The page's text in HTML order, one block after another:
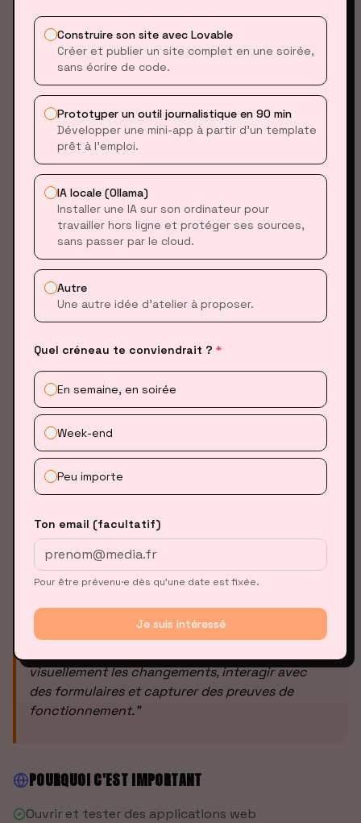
code JS ?
MODE EXAMEN (RECOMMANDÉ)
Ce mode est recommandé car il donne un équilibre
productivité / sécurité optimal pour démarrer.
AUTHENTIFICATION GOOGLE
Cliquez sur le bouton d'authentification
Votre navigateur s'ouvrira
Connectez-vous avec votre compte
Autorisez Antigravity à accéder à votre
compte
CONFIGURATION DU NAVIGATEUR
Une étape essentielle pour permettre à l'agent
de voir ce qu'il crée.
"L'agent Antigravity utilise le navigateur pour
visuellement les changements, interagir avec
des formulaires et capturer des preuves de
fonctionnement."
POURQUOI C'EST IMPORTANT
Ouvrir et tester des applications web
Construire son site avec Lovable
Créer et publier un site complet en une soirée,
sans écrire de code.
Prototyper un outil journalistique en 90 min
Développer une mini-app à partir d’un template
prêt à l’emploi.
IA locale (Ollama)
Installer une IA sur son ordinateur pour
travailler hors ligne et protéger ses sources,
sans passer par le cloud.
Autre
Une autre idée d’atelier à proposer.
Quel créneau te conviendrait ? *
En semaine, en soirée
Week-end
Peu importe
Ton email (facultatif)
Pour être prévenu·e dès qu’une date est fixée.
Je suis intéressé